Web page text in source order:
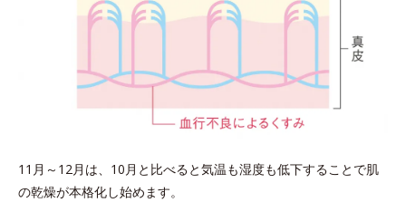
11月～12月は、10月と比べると気温も湿度も低下することで肌
の乾燥が本格化し始めます。